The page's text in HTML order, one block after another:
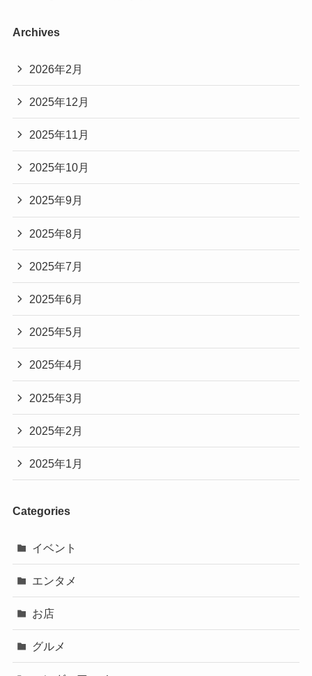
Archives
2026年2月
2025年12月
2025年11月
2025年10月
2025年9月
2025年8月
2025年7月
2025年6月
2025年5月
2025年4月
2025年3月
2025年2月
2025年1月
Categories
イベント
エンタメ
お店
グルメ